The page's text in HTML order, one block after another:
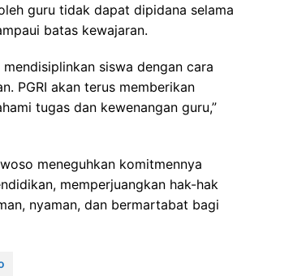
guru tidak dapat dipidana selama
batas kewajaran.
siswa dengan cara
PGRI akan terus memberikan
tugas dan kewenangan guru,”
meneguhkan komitmennya
memperjuangkan hak-hak
nyaman, dan bermartabat bagi